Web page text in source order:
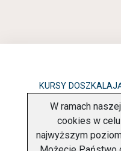
KURSY
OBOWIĄZEK
POLITYKA
W ramach
cookies w
najwyższym